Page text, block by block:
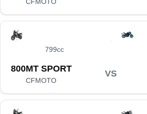
799cc
800MT SPORT
CFMOTO
VS